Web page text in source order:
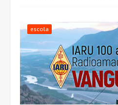
escola